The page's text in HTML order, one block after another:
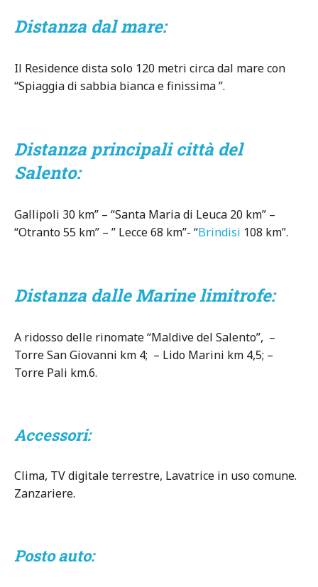
Distanza dal mare:
Il Residence dista solo 120 metri circa dal mare con
“Spiaggia di sabbia bianca e finissima ”.
Distanza principali città del
Salento:
Gallipoli 30 km” – “Santa Maria di Leuca 20 km” –
“Otranto 55 km” – ” Lecce 68 km”- “Brindisi 108 km”.
Distanza dalle Marine limitrofe:
A ridosso delle rinomate “Maldive del Salento”, –
Torre San Giovanni km 4; – Lido Marini km 4,5; –
Torre Pali km.6.
Accessori:
Clima, TV digitale terrestre, Lavatrice in uso comune.
Zanzariere.
Posto auto: